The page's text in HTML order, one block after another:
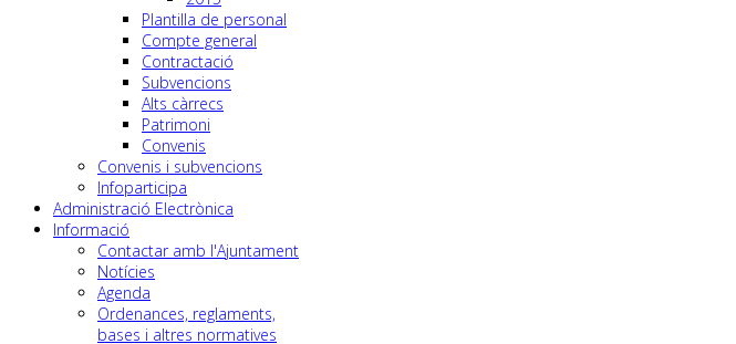
Plantilla de personal
Compte general
Contractació
Subvencions
Alts càrrecs
Patrimoni
Convenis
Convenis i subvencions
Infoparticipa
Administració Electrònica
Informació
Contactar amb l'Ajuntament
Notícies
Agenda
Ordenances, reglaments,
bases i altres normatives